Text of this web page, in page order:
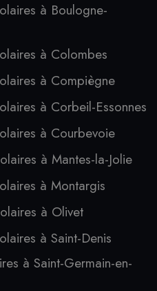
à Boulogne-
à Colombes
à Compiègne
à Corbeil-Essonnes
à Courbevoie
à Mantes-la-Jolie
à Montargis
à Olivet
à Saint-Denis
à Saint-Germain-en-